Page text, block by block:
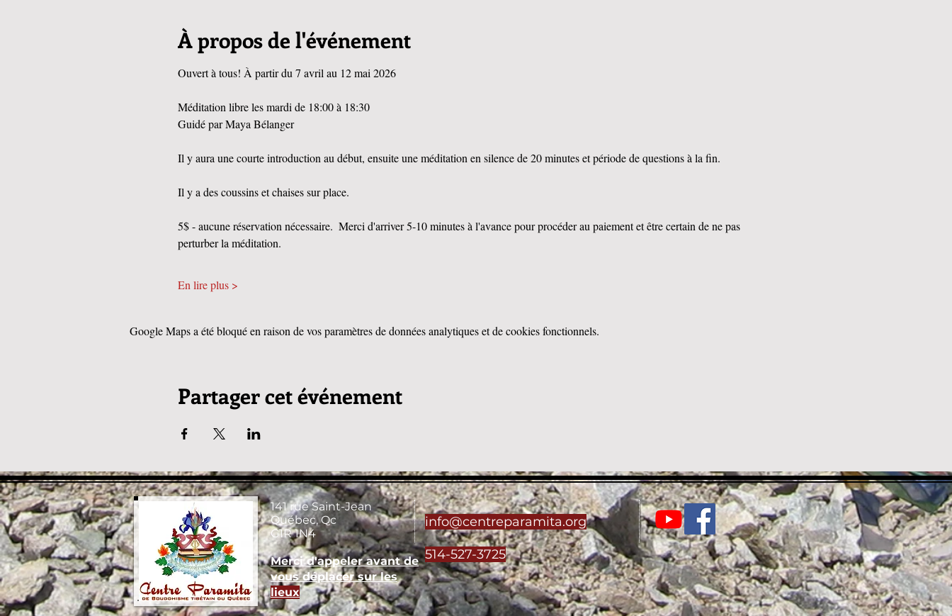
À propos de l'événement
Ouvert à tous! À partir du 7 avril au 12 mai 2026
Méditation libre les mardi de 18:00 à 18:30
Guidé par Maya Bélanger
Il y aura une courte introduction au début, ensuite une méditation en silence de 20 minutes et période de questions à la fin.
Il y a des coussins et chaises sur place.
5$ - aucune réservation nécessaire.  Merci d'arriver 5-10 minutes à l'avance pour procéder au paiement et être certain de ne pas
perturber la méditation.
En lire plus >
Google Maps a été bloqué en raison de vos paramètres de données analytiques et de cookies fonctionnels.
Partager cet événement
141 rue Saint-Jean
Québec, Qc
G1R 1N4
Merci d'appeler avant de
vous déplacer sur les
lieux
info@centreparamita.org
514-527-3725